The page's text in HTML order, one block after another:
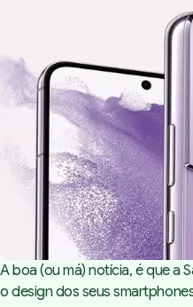
A boa (ou má) notícia, é que a
o design dos seus